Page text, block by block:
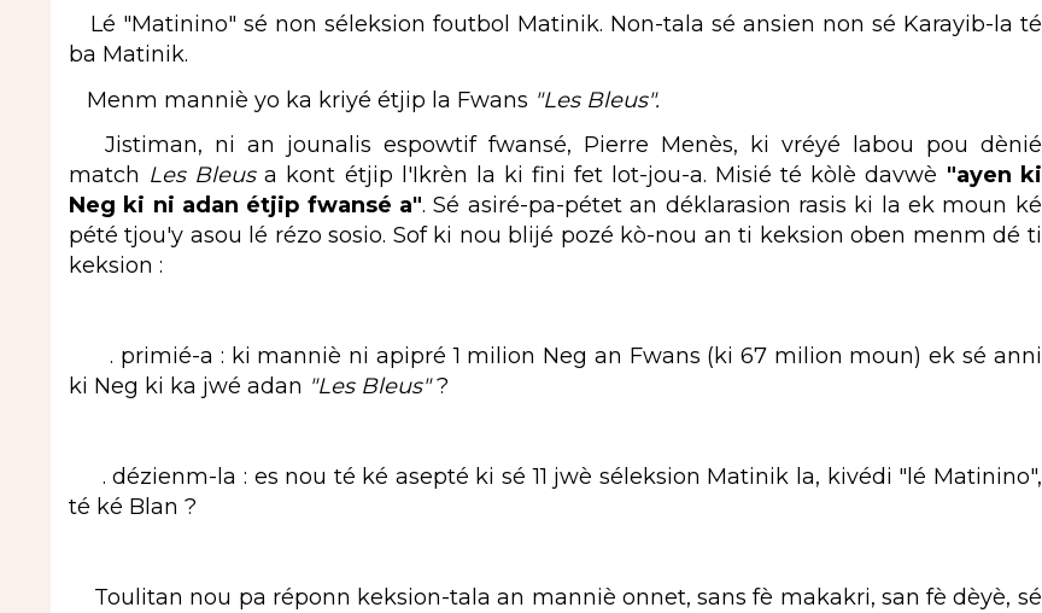
Lé "Matinino" sé non séleksion foutbol Matinik. Non-tala sé ansien non sé Karayib-la té
ba Matinik.
Menm manniè yo ka kriyé étjip la Fwans "Les Bleus".
Jistiman, ni an jounalis espowtif fwansé, Pierre Menès, ki vréyé labou pou dènié
match Les Bleusa kont étjip l'Ikrèn la ki fini fet lot-jou-a. Misié té kòlè davwè "ayen ki
Neg ki ni adan étjip fwansé a". Sé asiré-pa-pétet an déklarasion rasis ki la ek moun ké
pété tjou'y asou lé rézo sosio. Sof ki nou blijé pozé kò-nou an ti keksion oben menm dé ti
keksion :
. primié-a : ki manniè ni apipré 1 milion Neg an Fwans (ki 67 milion moun) ek sé anni
ki Neg ki ka jwé adan "Les Bleus"?
. dézienm-la : es nou té ké asepté ki sé 11 jwè séleksion Matinik la, kivédi "lé Matinino",
té ké Blan ?
Toulitan nou pa réponn keksion-tala an manniè onnet, sans fè makakri, san fè dèyè, sé